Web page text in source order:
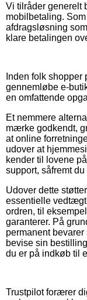
Vi tilråder generelt
mobilbetaling.
afdragsløsning
klare betalingen
Inden folk
gennemløbe e-
en omfattende
Et nemmere
mærke godkendt,
at online
udover at
kender til lovene
support, såfremt
Udover dette
essentielle
ordren, til
garanterer. På
permanent
bevise sin
du er på indkøb til
Trustpilot forærer